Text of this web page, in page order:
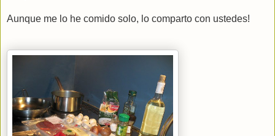
Aunque me lo he comido solo, lo comparto con ustedes!